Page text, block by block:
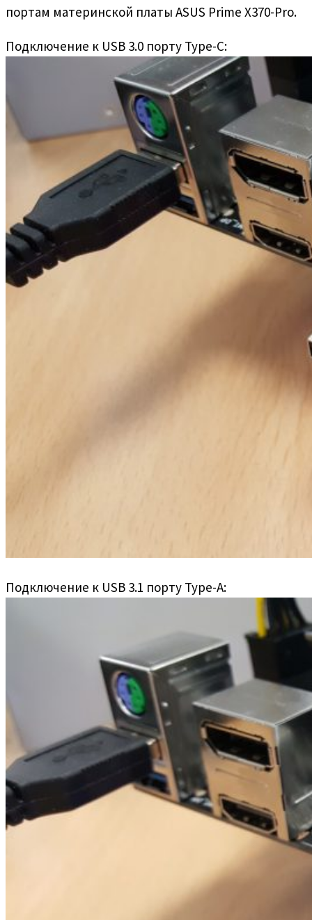
портам материнской платы ASUS Prime X370-Pro.
Подключение к USB 3.0 порту Type-C:
Подключение к USB 3.1 порту Type-A: